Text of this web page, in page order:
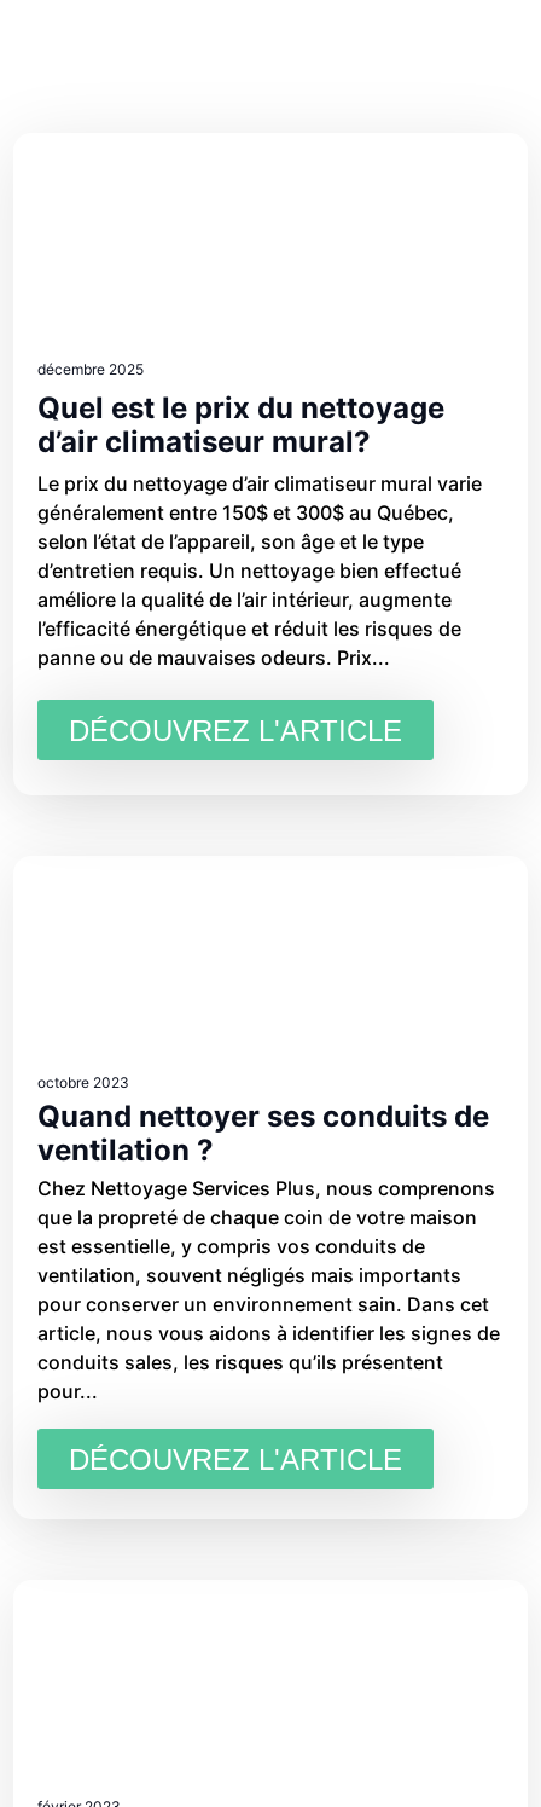
décembre 2025
Quel est le prix du nettoyage
d’air climatiseur mural?
Le prix du nettoyage d’air climatiseur mural varie
généralement entre 150$ et 300$ au Québec,
selon l’état de l’appareil, son âge et le type
d’entretien requis. Un nettoyage bien effectué
améliore la qualité de l’air intérieur, augmente
l’efficacité énergétique et réduit les risques de
panne ou de mauvaises odeurs. Prix...
DÉCOUVREZ L'ARTICLE
octobre 2023
Quand nettoyer ses conduits de
ventilation ?
Chez Nettoyage Services Plus, nous comprenons
que la propreté de chaque coin de votre maison
est essentielle, y compris vos conduits de
ventilation, souvent négligés mais importants
pour conserver un environnement sain. Dans cet
article, nous vous aidons à identifier les signes de
conduits sales, les risques qu’ils présentent
pour...
DÉCOUVREZ L'ARTICLE